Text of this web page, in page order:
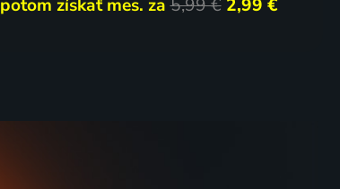
potom získať mes. za5,99 € 2,99 €